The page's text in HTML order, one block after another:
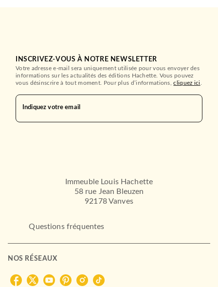
INSCRIVEZ-VOUS À NOTRE NEWSLETTER
Votre adresse e-mail sera uniquement utilisée pour vous envoyer des
informations sur les actualités des éditions Hachette. Vous pouvez
vous désinscrire à tout moment. Pour plus d’informations,cliquez ici
Indiquez votre email
Immeuble Louis Hachette
58 rue Jean Bleuzen
92178 Vanves
Questions fréquentes
NOS RÉSEAUX